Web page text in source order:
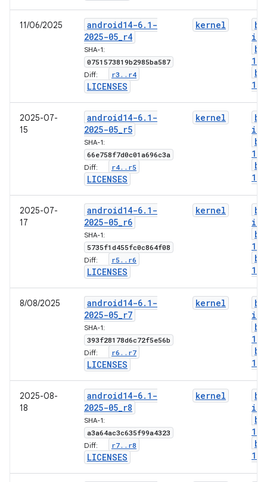
11/06/2025 android14-6. 1-
2025-05_r4
SHA-1:
0751573819b2985ba587
Diff: r3 . . r4
LICENSES
kernel
img
1-
1-
2025-07-
15
android14-6. 1-
2025-05_r5
SHA-1:
66e758f7d0c01a696c3a
Diff: r4. . r5
LICENSES
kernel
img
1-
1-
2025-07-
17
android14-6. 1-
2025-05_r6
SHA-1:
5735f1d455fc0c864f08
Diff: r5 . . r6
LICENSES
kernel
img
1-
1-
8/08/2025 android14-6. 1-
2025-05_r7
SHA-1:
393f28178d6c72f5e56b
Diff: r6 . . r7
LICENSES
kernel
img
1-
1-
2025-08-
18
android14-6. 1-
2025-05_r8
SHA-1:
a3a64ac3c635f99a4323
Diff: r7. . r8
LICENSES
kernel
img
1-
1-